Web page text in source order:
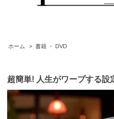
ホーム > 書籍 ・ DVD
超簡単! 人生がワープする設